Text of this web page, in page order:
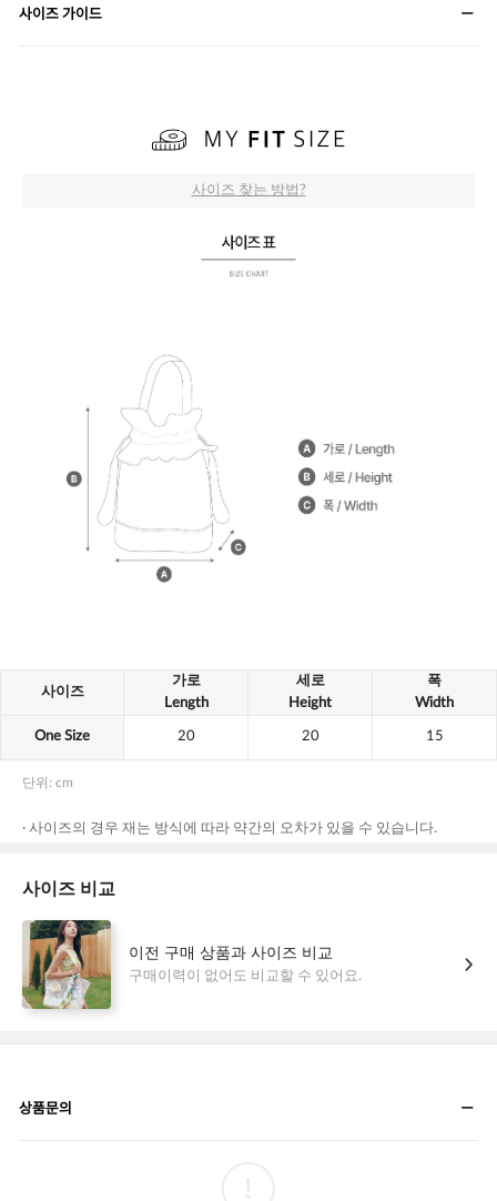
사이즈 가이드
상품문의